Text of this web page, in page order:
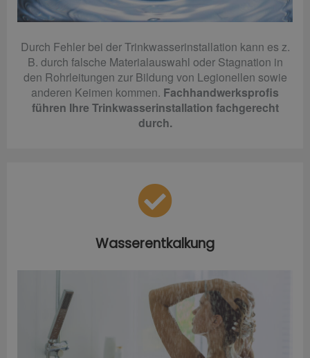
Durch Fehler bei der Trinkwasserinstallation kann es z.
B. durch falsche Materialauswahl oder Stagnation in
den Rohrleitungen zur Bildung von Legionellen sowie
anderen Keimen kommen. Fachhandwerksprofis
führen Ihre Trinkwasserinstallation fachgerecht
durch.
Wasserentkalkung